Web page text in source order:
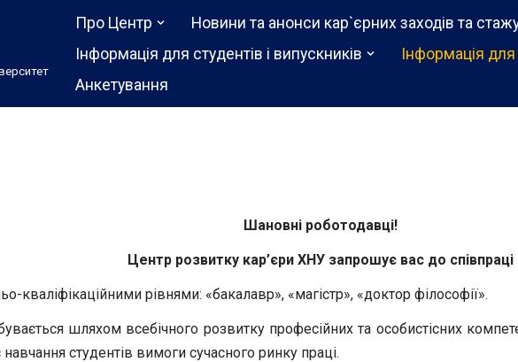
Про Центр Новини та анонси кар`єрних заходів та
Інформація для студентів і випускників
Інформація
Анкетування
Шановні роботодавці!
Центр розвитку кар’єри ХНУ запрошує вас до співпраці
кваліфікаційними рівнями: «бакалавр», «магістр», «доктор філософії».
шляхом всебічного розвитку професійних та особистісних
студентів вимоги сучасного ринку праці.